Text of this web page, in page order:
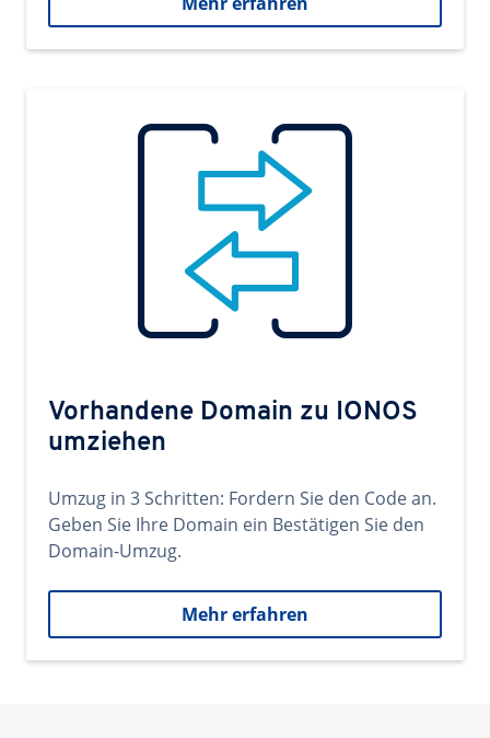
Vorhandene Domain zu IONOS
umziehen
Umzug in 3 Schritten: Fordern Sie den Code an.
Geben Sie Ihre Domain ein Bestätigen Sie den
Domain-Umzug.
Mehr erfahren